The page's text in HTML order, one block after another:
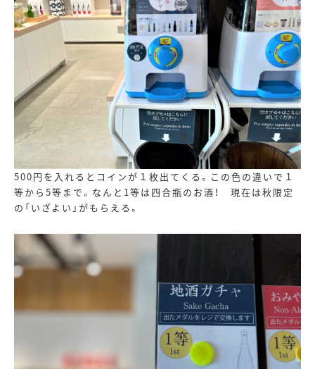
500円を入れるとコインが１枚出てくる。この色の違いで１
等から 5等まで。なんと 1等は四合瓶のお酒！ 現在は秋限定
の「いざよい」がもらえる。